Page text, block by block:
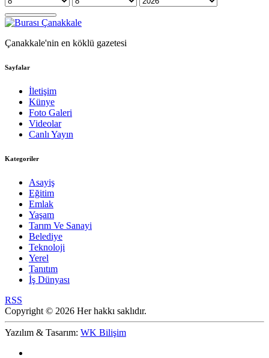
Çanakkale'nin en köklü gazetesi
Sayfalar
İletişim
Künye
Foto Galeri
Videolar
Canlı Yayın
Kategoriler
Asayiş
Eğitim
Emlak
Yaşam
Tarım Ve Sanayi
Belediye
Teknoloji
Yerel
Tanıtım
İş Dünyası
RSS
Copyright © 2026 Her hakkı saklıdır.
Yazılım & Tasarım: WK Bilişim